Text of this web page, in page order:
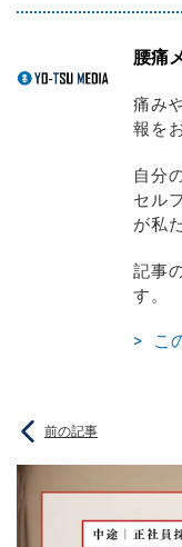
腰痛
痛み
報を
自分
セル
が私
記事
す。
こ
前の記事